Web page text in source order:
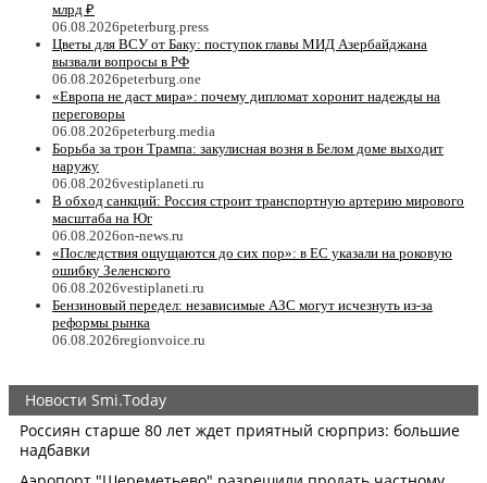
млрд ₽
06.08.2026peterburg.press
Цветы для ВСУ от Баку: поступок главы МИД Азербайджана
вызвали вопросы в РФ
06.08.2026peterburg.one
«Европа не даст мира»: почему дипломат хоронит надежды на
переговоры
06.08.2026peterburg.media
Борьба за трон Трампа: закулисная возня в Белом доме выходит
наружу
06.08.2026vestiplaneti.ru
В обход санкций: Россия строит транспортную артерию мирового
масштаба на Юг
06.08.2026on-news.ru
«Последствия ощущаются до сих пор»: в ЕС указали на роковую
ошибку Зеленского
06.08.2026vestiplaneti.ru
Бензиновый передел: независимые АЗС могут исчезнуть из-за
реформы рынка
06.08.2026regionvoice.ru